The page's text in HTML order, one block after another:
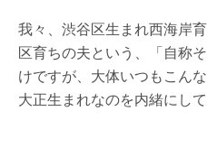
我々、渋谷区生まれ西海岸
区育ちの夫という、「自称
けですが、大体いつもこん
大正生まれなのを内緒にし